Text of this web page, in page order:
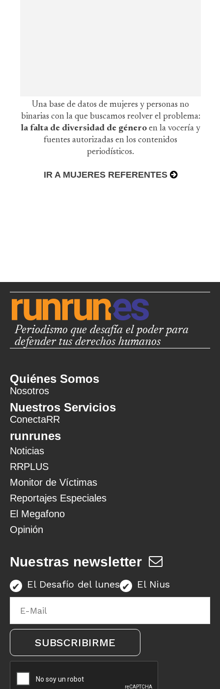
Una base de datos de mujeres y personas no
binarias con la que buscamos reolver el problema:
la falta de diversidad de género en la vocería y
fuentes autorizadas en los contenidos
periodísticos.
IR A MUJERES REFERENTES
Periodismo que desafía el poder para
defender tus derechos humanos
Quiénes Somos
Nosotros
Nuestros Servicios
ConectaRR
runrunes
Noticias
RRPLUS
Monitor de Víctimas
Reportajes Especiales
El Megafono
Opinión
Nuestras newsletter
El Desafío del lunes El Nius